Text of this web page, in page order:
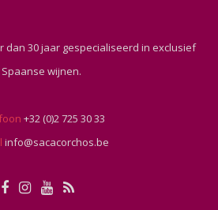
dan 30 jaar gespecialiseerd in exclusief
Spaanse wijnen.
+32 (0)2 725 30 33
info@sacacorchos.be